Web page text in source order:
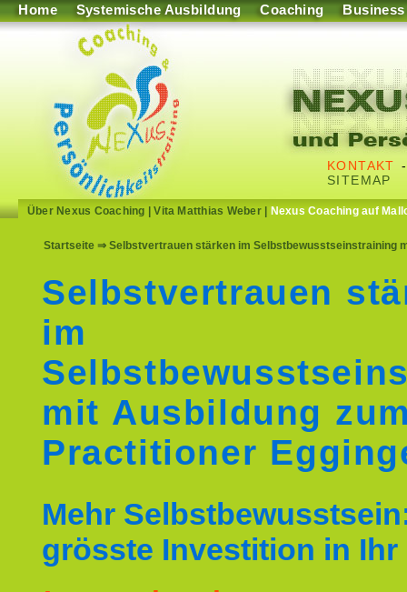
Home Systemische Ausbildung Coaching Business
KONTAKT
SITEMAP
Über Nexus Coaching |Vita Matthias Weber| Nexus Coaching auf
Startseite ⇒ Selbstvertrauen stärken im Selbstbewusstseinstraining
Selbstvertrauen
im
mit Ausbildung
Practitioner
Mehr
grösste Investition in Ihr